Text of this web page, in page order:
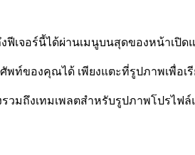
เจอร์นี้ได้ผ่านเมนูบนสุดของหน้าเปิด
ของคุณได้ เพียงแตะที่รูปภาพเพื่อเ
ถึงเทมเพลตสำหรับรูปภาพโปรไฟล์